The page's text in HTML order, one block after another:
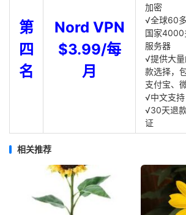
第
四
名
Nord VPN
$3.99/每
月
加密
√全球60
国家4000
服务器
√提供大
款选择，
支付宝、
√中文支持
√30天退
证
相关推荐